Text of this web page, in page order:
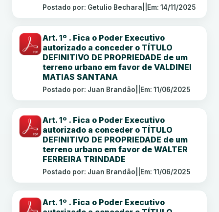
Postado por: Getulio Bechara Em: 14/11/2025
Art. 1º . Fica o Poder Executivo
autorizado a conceder o TÍTULO
DEFINITIVO DE PROPRIEDADE de um
terreno urbano em favor de VALDINEI
MATIAS SANTANA
Postado por: Juan Brandão Em: 11/06/2025
Art. 1º . Fica o Poder Executivo
autorizado a conceder o TÍTULO
DEFINITIVO DE PROPRIEDADE de um
terreno urbano em favor de WALTER
FERREIRA TRINDADE
Postado por: Juan Brandão Em: 11/06/2025
Art. 1º . Fica o Poder Executivo